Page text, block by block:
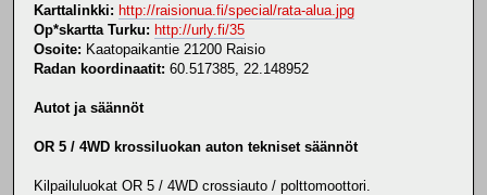
Karttalinkki: http://raisionua.fi/special/rata-alua.jpg
Op*skartta Turku: http://urly.fi/35
Osoite: Kaatopaikantie 21200 Raisio
Radan koordinaatit: 60.517385, 22.148952
Autot ja säännöt
OR 5 / 4WD krossiluokan auton tekniset säännöt
Kilpailuluokat OR 5 / 4WD crossiauto / polttomoottori.